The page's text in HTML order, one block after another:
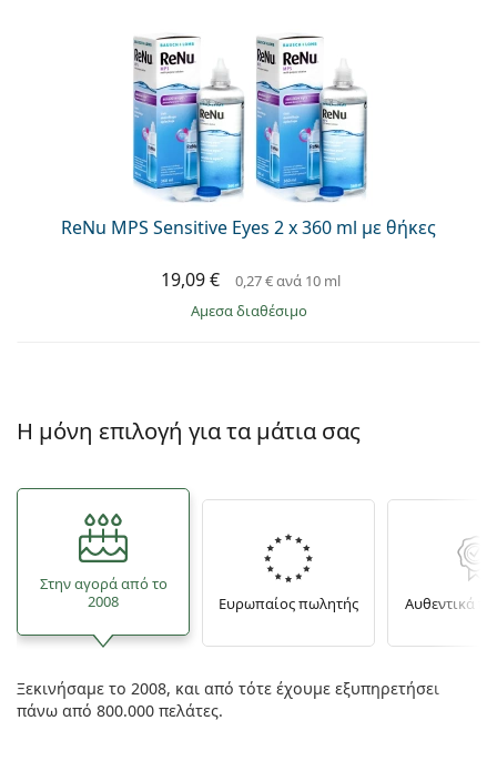
ReNu MPS Sensitive Eyes 2 x 360 ml με θήκες
19,09 € 0,27 €ανά 10 ml
άμεσα διαθέσιμο
Η μόνη επιλογή για τα μάτια σας
Στην αγορά από το
2008
Ευρωπαίος πωλητής Αυθεντικά
Ξεκινήσαμε το 2008, και από τότε έχουμε εξυπηρετήσει
πάνω από 800.000 πελάτες.